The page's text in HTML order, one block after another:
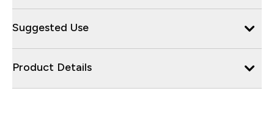
Suggested Use
Product Details